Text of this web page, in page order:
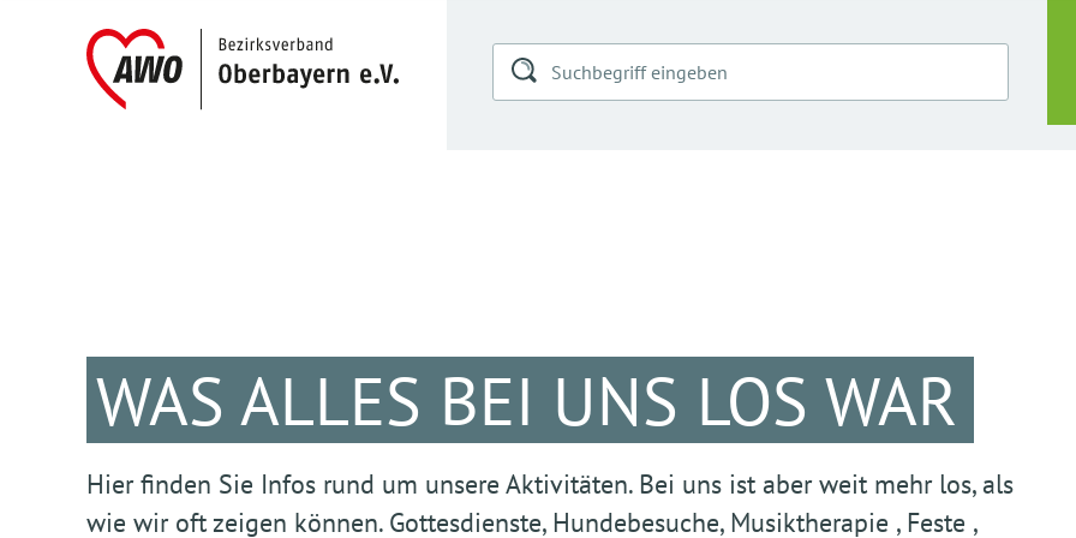
WAS ALLES BEI UNS LOS WAR
Hier finden Sie Infos rund um unsere Aktivitäten. Bei uns ist aber weit mehr los, als
wie wir oft zeigen können. Gottesdienste, Hundebesuche, Musiktherapie , Feste ,